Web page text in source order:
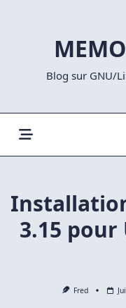
Blog sur GNU/
3.15
Fred